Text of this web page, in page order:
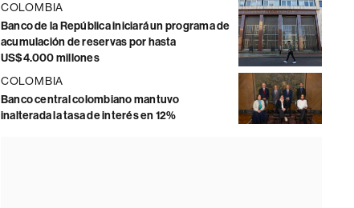
COLOMBIA
Banco de la República iniciará un programa de
acumulación de reservas por hasta
US$4.000 millones
COLOMBIA
Banco central colombiano mantuvo
inalterada la tasa de interés en 12%